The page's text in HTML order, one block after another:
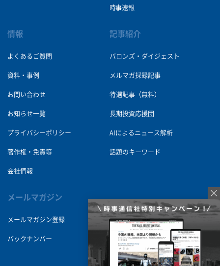
時事速報
情報
よくあるご質問
資料・事例
お問い合わせ
お知らせ一覧
プライバシーポリシー
著作権・免責等
会社情報
記事紹介
バロンズ・ダイジェスト
メルマガ採録記事
特選記事（無料）
長期投資応援団
AIによるニュース解析
話題のキーワード
メールマガジン
メールマガジン登録
バックナンバー